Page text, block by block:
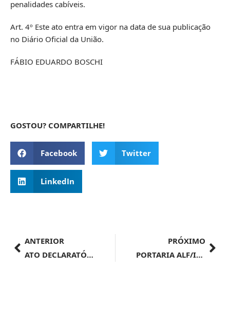
penalidades cabíveis.
Art. 4º Este ato entra em vigor na data de sua publicação
no Diário Oficial da União.
FÁBIO EDUARDO BOSCHI
GOSTOU? COMPARTILHE!
Facebook Twitter
LinkedIn
ANTERIOR
ATO DECLARATÓRIO EXECUTIVO SRRF09 nº 34, de 26 de setembro de 2024
PRÓXIMO
PORTARIA ALF/ITJ Nº 63, DE 27 DE SETEMBRO DE 2024